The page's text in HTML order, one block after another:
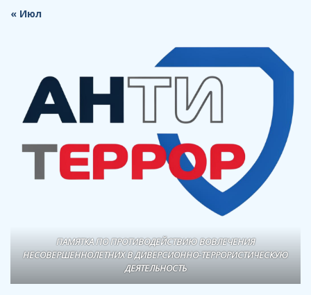
« Июл
ПАМЯТКА ПО ПРОТИВОДЕЙСТВИЮ ВОВЛЕЧЕНИЯ
НЕСОВЕРШЕННОЛЕТНИХ В ДИВЕРСИОННО-ТЕРРОРИСТИЧЕСКУЮ
ДЕЯТЕЛЬНОСТЬ